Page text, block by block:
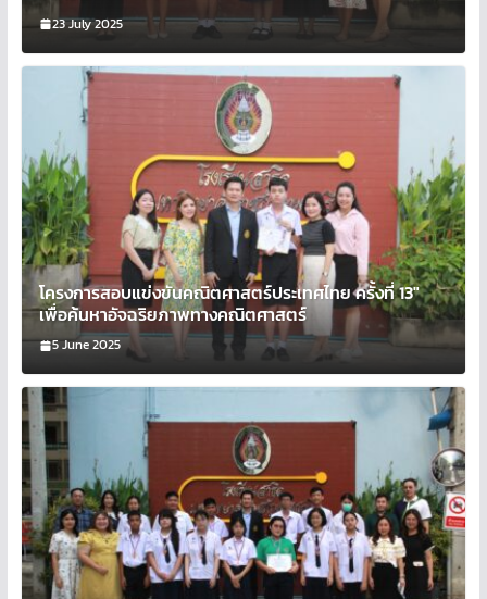
23 July 2025
โครงการสอบแข่งขันคณิตศาสตร์ประเทศไทย ครั้งที่ 13″
เพื่อค้นหาอัจฉริยภาพทางคณิตศาสตร์
5 June 2025